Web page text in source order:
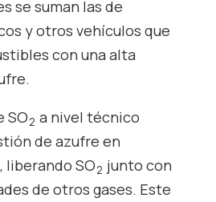
se suman las de
y otros vehículos que
con una alta
SO2 a nivel técnico
de azufre en
liberando SO2 junto con
de otros gases. Este